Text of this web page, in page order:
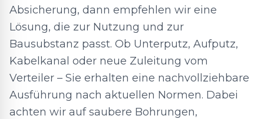
Absicherung, dann empfehlen wir eine
Lösung, die zur Nutzung und zur
Bausubstanz passt. Ob Unterputz, Aufputz,
Kabelkanal oder neue Zuleitung vom
Verteiler – Sie erhalten eine nachvollziehbare
Ausführung nach aktuellen Normen. Dabei
achten wir auf saubere Bohrungen,